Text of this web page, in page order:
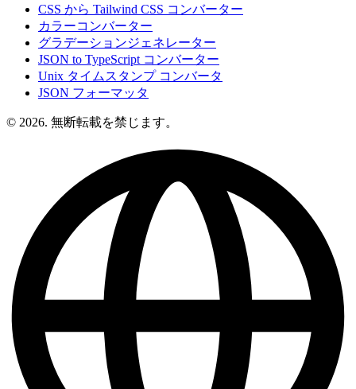
CSS から Tailwind CSS コンバーター
カラーコンバーター
グラデーションジェネレーター
JSON to TypeScript コンバーター
Unix タイムスタンプ コンバータ
JSON フォーマッタ
© 2026. 無断転載を禁じます。